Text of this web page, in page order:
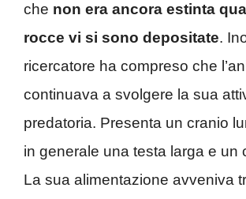
che non era ancora estinta
rocce vi si sono depositate.
ricercatore ha compreso che
continuava a svolgere la sua
predatoria. Presenta un cranio
in generale una testa larga e un
La sua alimentazione avveniva